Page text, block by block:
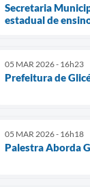
Secretaria
estadual de
05 MAR 2026 - 16h23
Prefeitura de
05 MAR 2026 - 16h18
Palestra Aborda